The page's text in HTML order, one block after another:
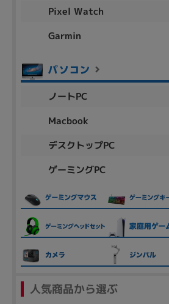
Pixel Watch
Garmin
ノートPC
Macbook
デスクトップPC
ゲーミングPC
人気商品から選ぶ
容量
~
円 ～
各項目のチェックボックスは「or検索」となります。